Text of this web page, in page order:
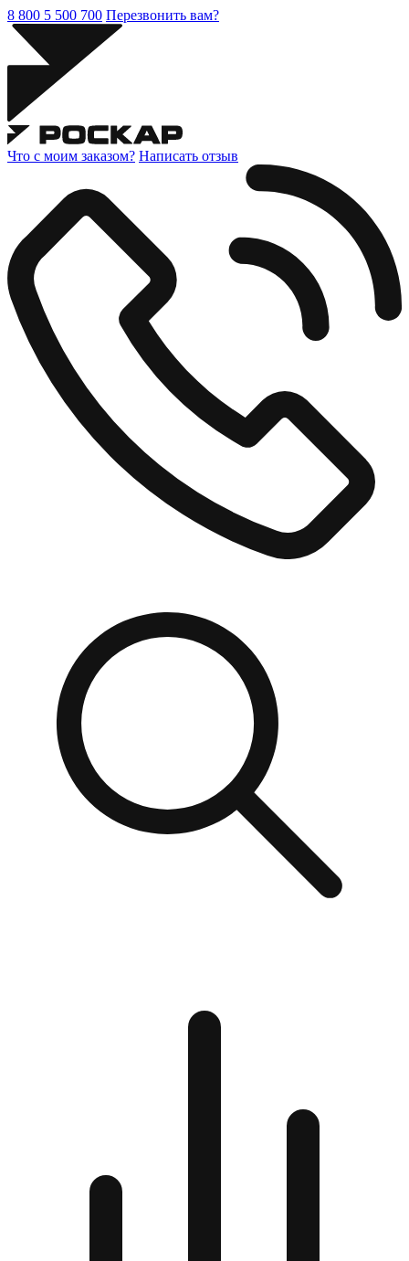
8 800 5 500 700 Перезвонить вам?
Что с моим заказом? Написать отзыв